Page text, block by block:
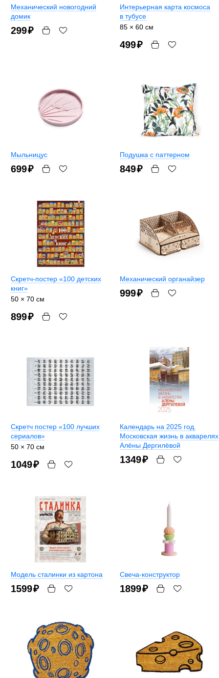
Механический новогодний
домик
299₽
Интерьерная карта космоса
в тубусе
85 × 60 см
499₽
Мыльницус
699₽
Подушка с паттерном
849₽
Скретч-постер «100 детских
книг»
50 × 70 см
899₽
Механический органайзер
999₽
Скретч постер «100 лучших
сериалов»
50 × 70 см
1049₽
Календарь на 2025 год.
Московская жизнь в акварелях
Алёны Дергилёвой
1349₽
Модель сталинки из картона
1599₽
Свеча-конструктор
1899₽